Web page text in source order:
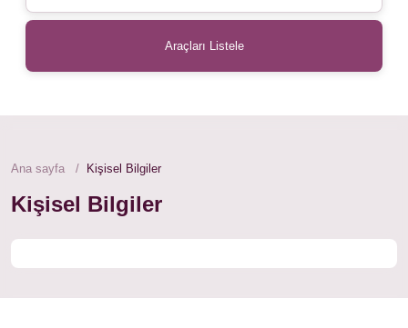
Araçları Listele
Ana sayfa Kişisel Bilgiler
Kişisel Bilgiler